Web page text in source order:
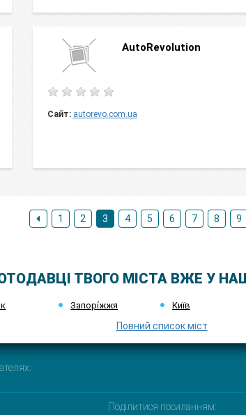
AutoRevolution
Сайт: autorevo.com.ua
1 2 3 4 5 6 7 8 9
ТВОГО МІСТА ВЖЕ У
Запорі́жжя Київ
Повний список міст
Поділитися посиланням: